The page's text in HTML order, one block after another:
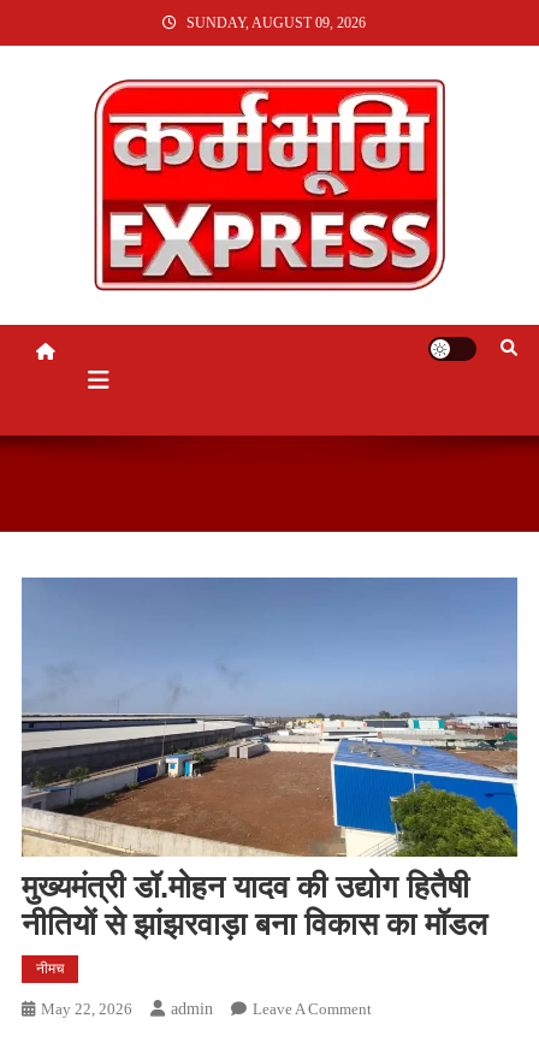
TO
SUNDAY, AUGUST 09, 2026
KARMABHUMI EXPRESS
मुख्यमंत्री डॉ.मोहन यादव की उद्योग हितैषी
नीतियों से झांझरवाड़ा बना विकास का मॉडल
नीमच
May 22, 2026 Admin Leave A CommentOn